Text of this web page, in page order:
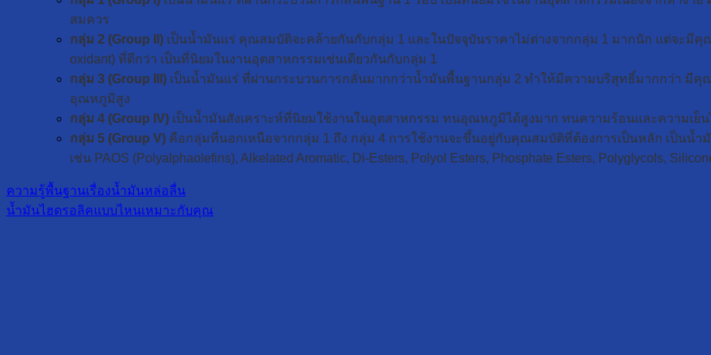
สมควร
กลุ่ม 2 (Group II) เป็นน้ำมันแร่ คุณสมบัติจะคล้ายกันกับกลุ่ม 1 และในปัจจุบันราคาไม่ต่างจากกลุ่ม 1 มากนัก แต่จะมี
oxidant) ที่ดีกว่า เป็นที่นิยมในงานอุตสาหกรรมเช่นเดียวกันกับกลุ่ม 1
กลุ่ม 3 (Group III) เป็นน้ำมันแร่ ที่ผ่านกระบวนการกลั่นมากกว่าน้ำมันพื้นฐานกลุ่ม 2 ทำให้มีความบริสุทธิ์มากกว่า มีคุ
อุณหภูมิสูง
กลุ่ม 4 (Group IV) เป็นน้ำมันสังเคราะห์ที่นิยมใช้งานในอุตสาหกรรม ทนอุณหภูมิได้สูงมาก ทนความร้อนและความเย็
กลุ่ม 5 (Group V) คือกลุ่มที่นอกเหนือจากกลุ่ม 1 ถึง กลุ่ม 4 การใช้งานจะขึ้นอยู่กับคุณสมบัติที่ต้องการเป็นหลัก เป็นน้
เช่น PAOS (Polyalphaolefins), Alkelated Aromatic, Di-Esters, Polyol Esters, Phosphate Esters, Polyglycols,
ความรู้พื้นฐานเรื่องน้ำมันหล่อลื่น
น้ำมันไฮดรอลิคแบบไหนเหมาะกับคุณ